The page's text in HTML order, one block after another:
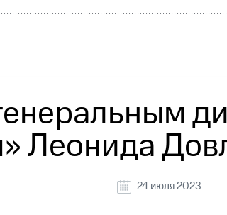
кабинет акционера
Леонида
24 июля 2023